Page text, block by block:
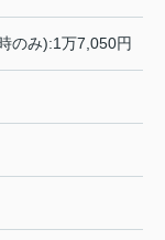
のみ):1万7,050円